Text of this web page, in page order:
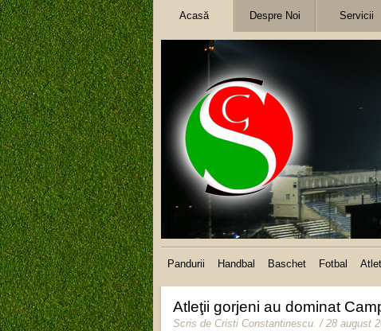
Acasă Despre Noi Servicii
Pandurii Handbal Baschet Fotbal
Atleţii gorjeni au dominat
Scris de Cristi Constantinescu. / 28 august